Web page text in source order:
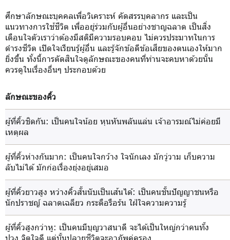
ศึกษาลักษณะบุคคลเพื่อวิเคราะห์ คัดสรรบุคลากร และเป็น
แนวทางการใช้ชีวิต เพื่ออยู่ร่วมกับผู้อื่นอย่างชาญฉลาด เป็นสิ่ง
เตือนใจตัวเราว่าต้องมีสติมีความรอบคอบ ไม่ควรประมาทในการ
ดำรงชีวิต เปิดใจเรียนรู้ผู้อื่น และรู้จักข้อดีข้อเสียของตนเองให้มาก
ยิ่งขึ้น ทั้งนี้การตัดสินใจดูลักษณะของคนที่ท่านจะคบหาด้วยนั้น
ควรดูในเรื่องอื่นๆ ประกอบด้วย
ลักษณะของคิ้ว
ผู้ที่คิ้วชิดกัน: เป็นคนใจน้อย หุนหันพลันแล่น เจ้าอารมณ์ไม่ค่อยมี
เหตุผล
ผู้ที่คิ้วห่างกันมาก: เป็นคนใจกว้าง ใจนักเลง มักวู่วาม เก็บความ
ลับไม่ได้ มักก่อเรื่องยุ่งอยู่เสมอ
ผู้ที่คิ้วยาวสูง หว่างคิ้วสั้นนับเป็นเส้นได้: เป็นคนชั้นปัญญาชนหรือ
นักปราชญ์ ฉลาดเฉลียว กระตือรือร้น ใฝ่ใจความความรู้
ผู้ที่คิ้วสูงกว่าหู: เป็นคนมีบุญวาสนาดี จะได้เป็นใหญ่กว่าคนทั้ง
ปวง จิตใจดี แต่บั้นปลายชีวิตจะอาภัพคู่ครอง